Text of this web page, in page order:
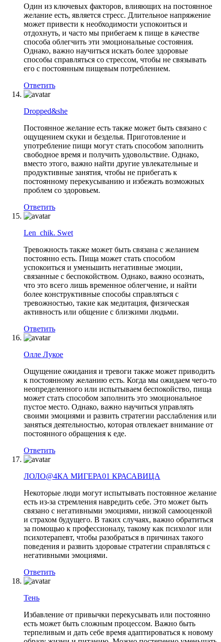
Один из ключевых факторов, влияющих на постоянное
желание есть, является стресс. Длительное напряжение
может привести к необходимости успокоиться и
отдохнуть, и часто мы прибегаем к пище в качестве
способа облегчить эти эмоциональные состояния.
Однако, важно научиться искать более здоровые
способы справляться со стрессом, чтобы не связывать
его с постоянным пищевым потреблением.
Ответить
Dropped&she
Постоянное желание есть также может быть связано с
ощущением скуки и безделья. Приготовление и
употребление пищи могут стать способом заполнить
свободное время и получить удовольствие. Однако,
вместо этого, важно найти другие увлекательные и
продуктивные занятия, чтобы не прибегать к
постоянному перекусыванию и избежать возможных
проблем со здоровьем.
Ответить
Len_chik. Swet
Тревожность также может быть связана с желанием
постоянно есть. Пища может стать способом
успокоиться и уменьшить негативные эмоции,
связанные с беспокойством. Однако, важно осознать,
что это всего лишь временное облегчение, и найти
более конструктивные способы справляться с
тревожностью, такие как медитация, физическая
активность или общение с близкими людьми.
Ответить
Олле Лукое
Ощущение ожидания и тревоги также может приводить
к постоянному желанию есть. Когда мы ожидаем чего-то
неопределенного или испытываем беспокойство, пища
может стать способом заполнить это эмоциональное
пустое место. Однако, важно научиться управлять
своими эмоциями и развить стратегии расслабления или
заняться деятельностью, которая отвлекает внимание от
постоянного обращения к еде.
Ответить
ЛОЛО@4КА МИГЕРА01 КРАСАВИЦА
Некоторые люди могут испытывать постоянное желание
есть из-за стремления навредить себе. Это может быть
связано с негативными эмоциями, низкой самооценкой
и страхом будущего. В таких случаях, важно обратиться
за помощью к профессионалу, такому как психолог или
психотерапевт, чтобы разобраться в причинах такого
поведения и развить здоровые стратегии справляться с
негативными эмоциями.
Ответить
Teнь
Избавление от привычки перекусывать или постоянно
есть может быть сложным процессом. Важно быть
терпеливым и дать себе время адаптироваться к новому